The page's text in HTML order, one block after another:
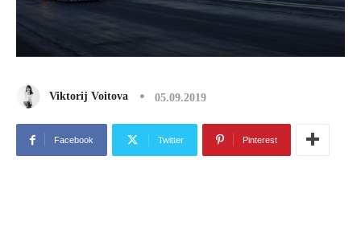
Viktorij Voitova 05.09.2019
Facebook Twitter Pinterest